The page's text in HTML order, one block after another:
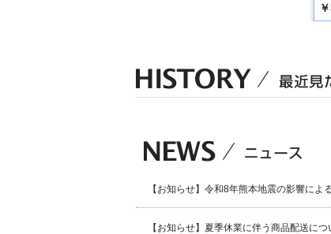
【お知らせ】令和8年熊本地震の影響によ
【お知らせ】夏季休業に伴う商品配送につ